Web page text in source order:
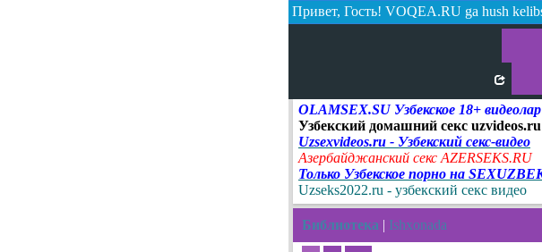
Привет, Гость! VOQEA.RU ga hush
OLAMSEX.SU Узбекское 18+ видеолар
Узбекский домашний секс uzvideos.ru
Uzsexvideos.ru - Узбекский секс-видео
Азербайджанский секс AZERSEKS.RU
Только Узбекское порно на
Uzseks2022.ru - узбекский секс видео
Библиотека | Ishxonada